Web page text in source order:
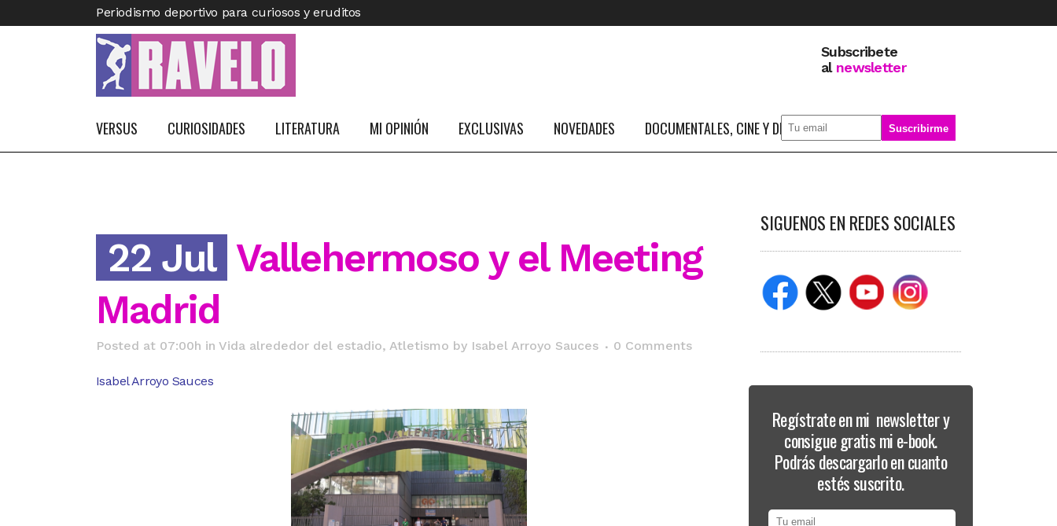
Periodismo deportivo para curiosos y eruditos
Subscribete
al newsletter
VERSUS CURIOSIDADES LITERATURA MI OPINIÓN EXCLUSIVAS NOVEDADES DOCUMENTALES, CINE Y DEPORTE SOBRE MÍ
22 Jul Vallehermoso y el Meeting
Madrid
Posted at 07:00h in Vida alrededor del estadio, Atletismo by Isabel Arroyo Sauces 0 Comments
Isabel Arroyo Sauces
SIGUENOS EN REDES SOCIALES
Regístrate en mi newsletter y
consigue gratis mi e-book.
Podrás descargarlo en cuanto
estés suscrito.